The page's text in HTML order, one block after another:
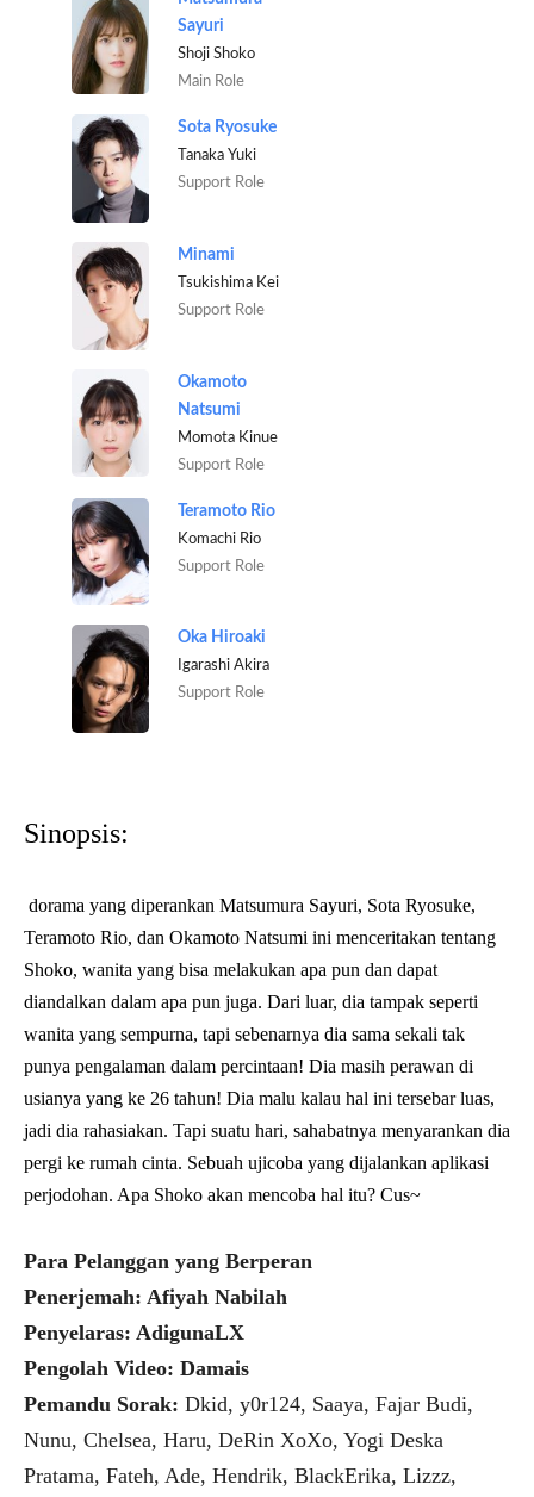
Sayuri
Shoji Shoko
Main Role
Sota Ryosuke
Tanaka Yuki
Support Role
Minami
Tsukishima Kei
Support Role
Okamoto
Natsumi
Momota Kinue
Support Role
Teramoto Rio
Komachi Rio
Support Role
Oka Hiroaki
Igarashi Akira
Support Role
Sinopsis:
dorama yang diperankan Matsumura Sayuri, Sota Ryosuke,
Teramoto Rio, dan Okamoto Natsumi ini menceritakan tentang
Shoko, wanita yang bisa melakukan apa pun dan dapat
diandalkan dalam apa pun juga. Dari luar, dia tampak seperti
wanita yang sempurna, tapi sebenarnya dia sama sekali tak
punya pengalaman dalam percintaan! Dia masih perawan di
usianya yang ke 26 tahun! Dia malu kalau hal ini tersebar luas,
jadi dia rahasiakan. Tapi suatu hari, sahabatnya menyarankan dia
pergi ke rumah cinta. Sebuah ujicoba yang dijalankan aplikasi
perjodohan. Apa Shoko akan mencoba hal itu? Cus~
Para Pelanggan yang Berperan
Penerjemah: Afiyah Nabilah
Penyelaras: AdigunaLX
Pengolah Video: Damais
Pemandu Sorak: Dkid, y0r124, Saaya, Fajar Budi,
Nunu, Chelsea, Haru, DeRin XoXo, Yogi Deska
Pratama, Fateh, Ade, Hendrik, BlackErika, Lizzz,